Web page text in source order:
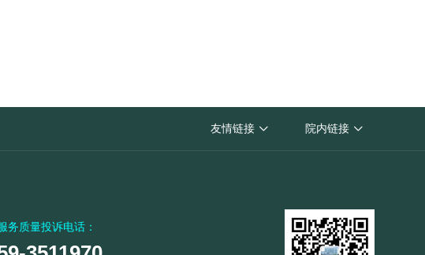
友情链接 
黄山市人民医院
院内链接 
务质量投诉电话：